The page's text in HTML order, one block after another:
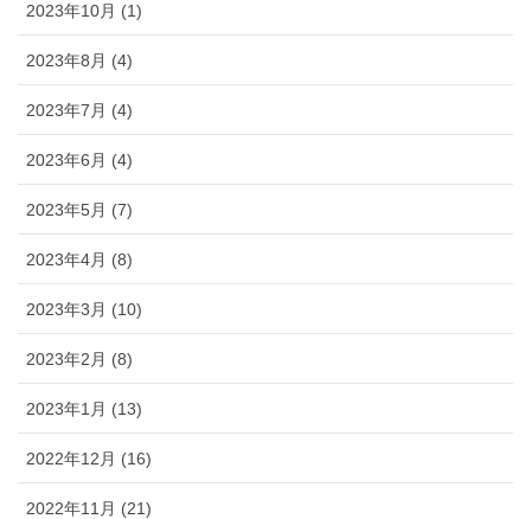
2023年10月 (1)
2023年8月 (4)
2023年7月 (4)
2023年6月 (4)
2023年5月 (7)
2023年4月 (8)
2023年3月 (10)
2023年2月 (8)
2023年1月 (13)
2022年12月 (16)
2022年11月 (21)